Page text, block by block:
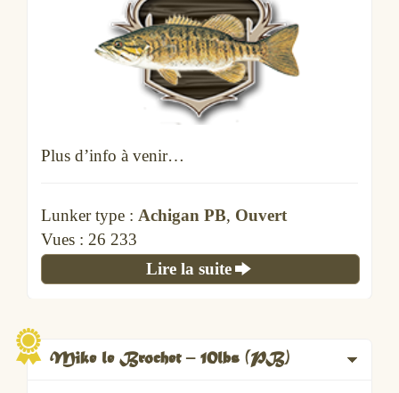
Plus d’info à venir…
Lunker type : Achigan PB, Ouvert
Vues : 26 233
Lire la suite
Mike le Brochet – 10lbs (PB)